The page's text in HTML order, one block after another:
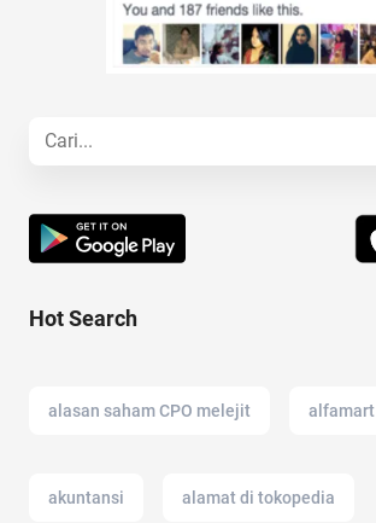
Hot Search
alasan saham CPO melejit alfamart
akuntansi alamat di tokopedia